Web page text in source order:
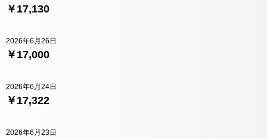
￥17,130
￥17,000
2026年6月26日
￥17,322
2026年6月24日
2026年6月23日